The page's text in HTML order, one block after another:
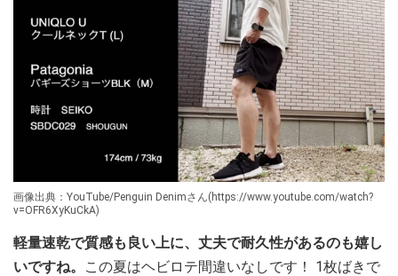
画像出典：YouTube/Penguin Denimさん(https://www.youtube.com/watch?
v=OFR6XyKuCkA)
軽量速乾で質感も良い上に、丈夫で耐久性があるのも嬉し
いですね。
この夏はヘビロテ間違いなしです！ 1枚ばきで